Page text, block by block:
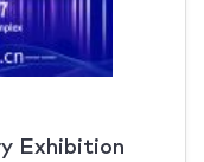
Exhibition